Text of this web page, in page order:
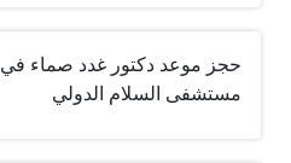
حجز موعد دكتور غدد صماء في
مستشفى السلام الدولي